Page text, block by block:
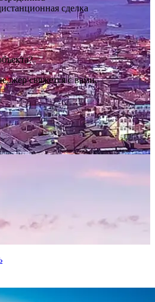
сделка
свяжется с вами.